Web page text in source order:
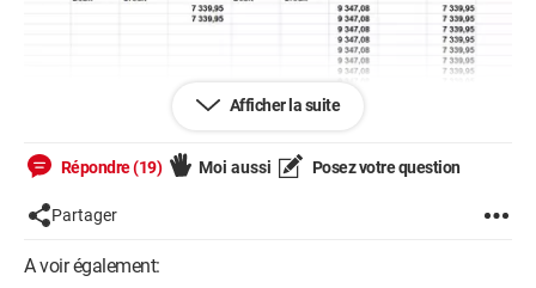
recopie et ensuite je fais un copier/coller dans la colonne D
J'ai lu quelque part qu'il pouvait s'agir d'une question de filtre
Afficher la suite
Répondre (19) Moi aussi Posez votre question
Partager
A voir également: